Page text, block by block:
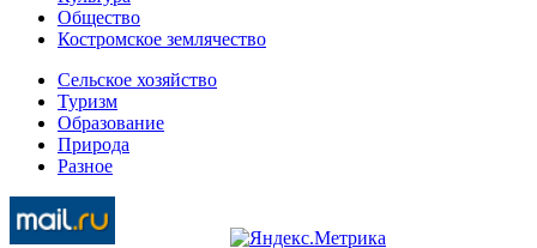
Общество
Костромское землячество
Сельское хозяйство
Туризм
Образование
Природа
Разное